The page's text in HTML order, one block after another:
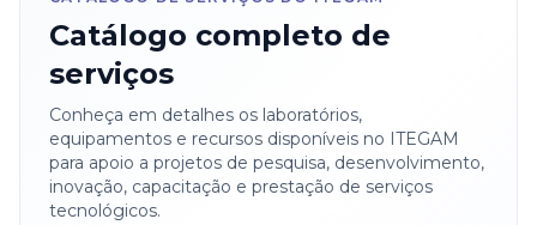
Catálogo completo de
serviços
Conheça em detalhes os laboratórios,
equipamentos e recursos disponíveis no ITEGAM
para apoio a projetos de pesquisa, desenvolvimento,
inovação, capacitação e prestação de serviços
tecnológicos.